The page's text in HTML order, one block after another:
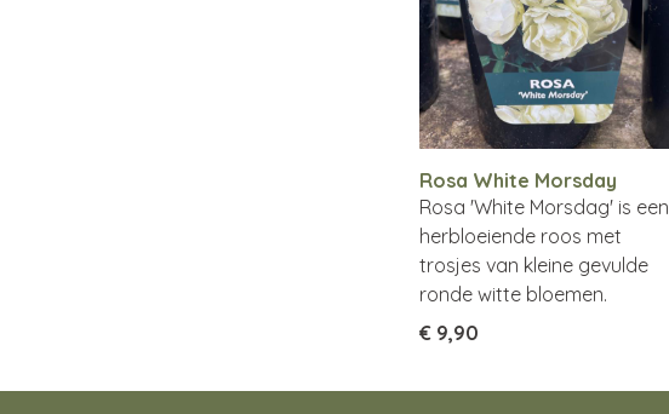
Rosa White Morsday
Rosa 'White Morsdag' is een
herbloeiende roos met
trosjes van kleine gevulde
ronde witte bloemen.
€ 9,90